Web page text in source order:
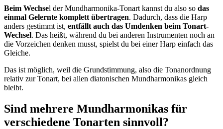
Beim Wechsel der Mundharmonika-Tonart kannst du also so das
einmal Gelernte komplett übertragen. Dadurch, dass die Harp
anders gestimmt ist, entfällt auch das Umdenken beim Tonart-
Wechsel. Das heißt, während du bei anderen Instrumenten noch an
die Vorzeichen denken musst, spielst du bei einer Harp einfach das
Gleiche.
Das ist möglich, weil die Grundstimmung, also die Tonanordnung
relativ zur Tonart, bei allen diatonischen Mundharmonikas gleich
bleibt.
Sind mehrere Mundharmonikas für
verschiedene Tonarten sinnvoll?